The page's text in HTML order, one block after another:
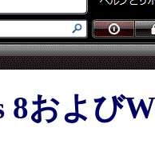
8および